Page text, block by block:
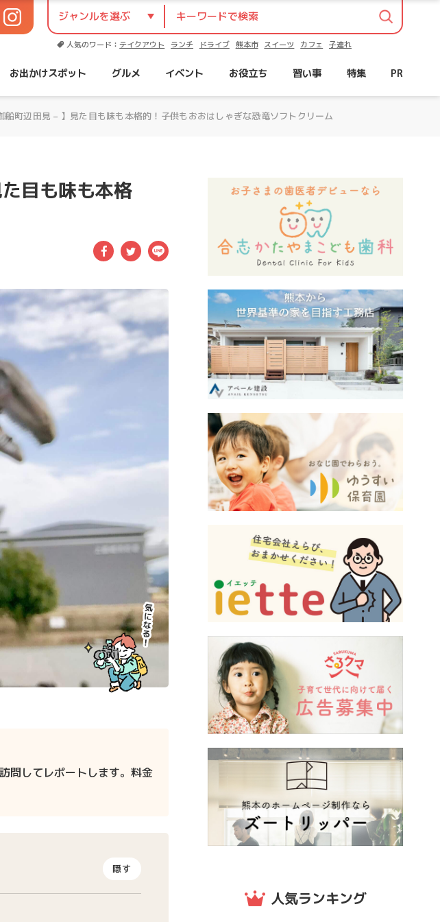
人気のワード：テイクアウト ランチ ドライブ 熊本市 スイーツ カフェ 子連れ
お出かけスポット グルメ イベント お役立ち 習い事 特集 PR
船町辺田見 – 】見た目も味も本格的！子供もおおはしゃぎな恐竜ソフトクリーム
目も味も本格
Facebook
TwitterLINE
問してレポートします。料金
隠す
人気ランキング